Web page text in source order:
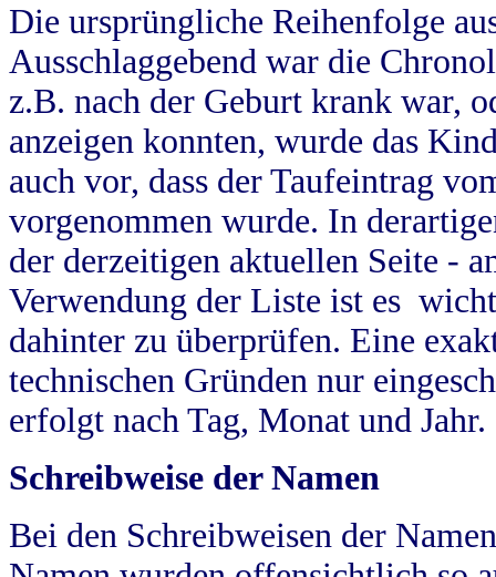
Die ursprüngliche Reihenfolge
Ausschlaggebend war die
z.B. nach der Geburt krank war,
anzeigen konnten, wurde das
auch vor, dass der Taufeintrag
vorgenommen wurde. In
der derzeitigen aktuellen Seite -
Verwendung der Liste ist es
dahinter zu überprüfen. Eine
technischen Gründen nur
erfolgt nach Tag, Monat und Jahr.
Schreibweise der Namen
Bei den Schreibweisen der